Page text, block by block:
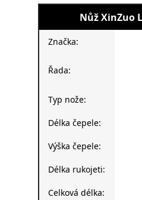
Nůž XinZuo
Značka:
Řada:
Typ nože:
Délka čepele:
Výška čepele:
Délka rukojeti:
Celková délka: